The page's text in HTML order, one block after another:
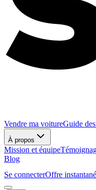
Vendre ma voitureGuide
À propos
Mission et équipe
Blog
Se connecterOffre